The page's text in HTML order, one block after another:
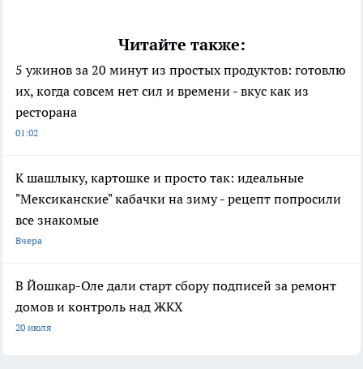
Читайте также:
5 ужинов за 20 минут из простых продуктов: готовлю
их, когда совсем нет сил и времени - вкус как из
ресторана
01:02
К шашлыку, картошке и просто так: идеальные
"Мексиканские" кабачки на зиму - рецепт попросили
все знакомые
Вчера
В Йошкар-Оле дали старт сбору подписей за ремонт
домов и контроль над ЖКХ
20 июля